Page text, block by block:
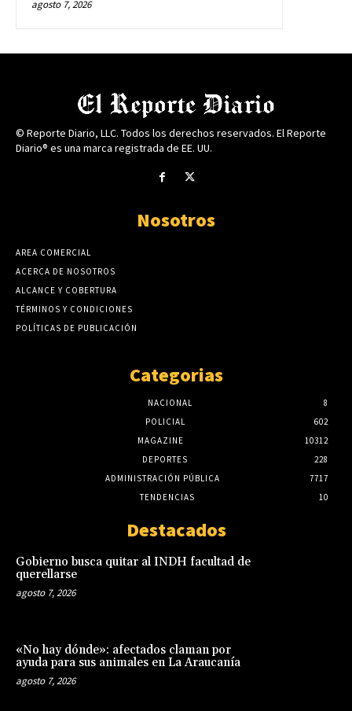
agosto 7, 2026
© Reporte Diario, LLC. Todos los derechos reservados. El Reporte
Diario® es una marca registrada de EE. UU.
Nosotros
AREA COMERCIAL
ACERCA DE NOSOTROS
ALCANCE Y COBERTURA
TÉRMINOS Y CONDICIONES
POLÍTICAS DE PUBLICACIÓN
Categorias
NACIONAL
8
POLICIAL
602
MAGAZINE
10312
DEPORTES
228
ADMINISTRACIÓN PÚBLICA
7717
TENDENCIAS
10
Destacados
Gobierno busca quitar al INDH facultad de
querellarse
agosto 7, 2026
«No hay dónde»: afectados claman por
ayuda para sus animales en La Araucanía
agosto 7, 2026